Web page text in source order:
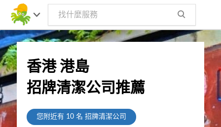
香港 港島
招牌清潔公司推薦
您附近有 10名 招牌清潔公司